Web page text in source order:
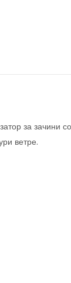
за зачини
ветре.